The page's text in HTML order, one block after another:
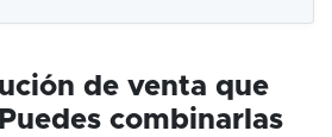
de venta que
combinarlas